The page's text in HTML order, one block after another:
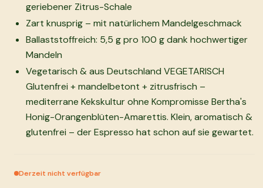
geriebener Zitrus-Schale
Zart knusprig – mit natürlichem Mandelgeschmack
Ballaststoffreich: 5,5 g pro 100 g dank hochwertiger
Mandeln
Vegetarisch & aus Deutschland VEGETARISCH
Glutenfrei + mandelbetont + zitrusfrisch –
mediterrane Kekskultur ohne Kompromisse Bertha's
Honig-Orangenblüten-Amarettis. Klein, aromatisch &
glutenfrei – der Espresso hat schon auf sie gewartet.
Derzeit nicht verfügbar